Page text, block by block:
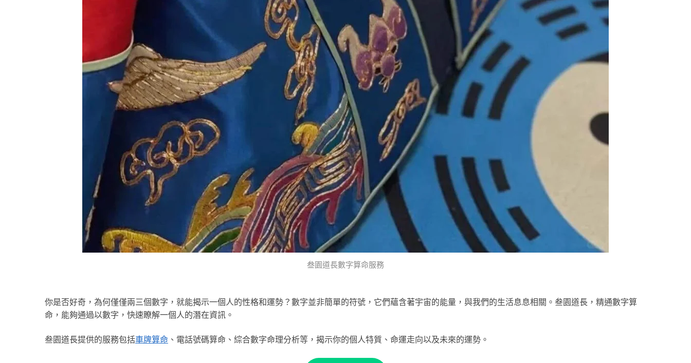
叁園道長數字算命服務
你是否好奇，為何僅僅兩三個數字，就能揭示一個人的性格和運勢？數字並非簡單的符號，它們蘊含著宇宙的能量，與我們的生活息息相關。叁園道長，精通數字算
命，能夠通過以數字，快速瞭解一個人的潛在資訊。
叁園道長提供的服務包括車牌算命 、電話號碼算命、綜合數字命理分析等，揭示你的個人特質、命運走向以及未來的運勢。